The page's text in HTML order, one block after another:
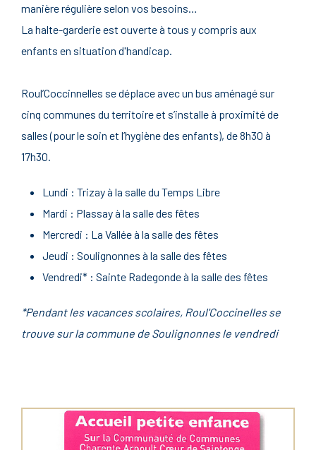
manière régulière selon vos besoins…
La halte-garderie est ouverte à tous y compris aux
enfants en situation d'handicap.
Roul’Coccinnelles se déplace avec un bus aménagé sur
cinq communes du territoire et s’installe à proximité de
salles (pour le soin et l’hygiène des enfants), de 8h30 à
17h30.
Lundi : Trizay à la salle du Temps Libre
Mardi : Plassay à la salle des fêtes
Mercredi : La Vallée à la salle des fêtes
Jeudi : Soulignonnes à la salle des fêtes
Vendredi* : Sainte Radegonde à la salle des fêtes
*Pendant les vacances scolaires, Roul'Coccinelles se
trouve sur la commune de Soulignonnes le vendredi